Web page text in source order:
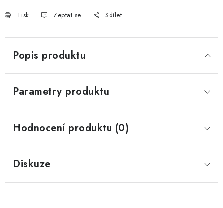
Tisk Zeptat se Sdílet
Popis produktu
Parametry produktu
Hodnocení produktu (0)
Diskuze